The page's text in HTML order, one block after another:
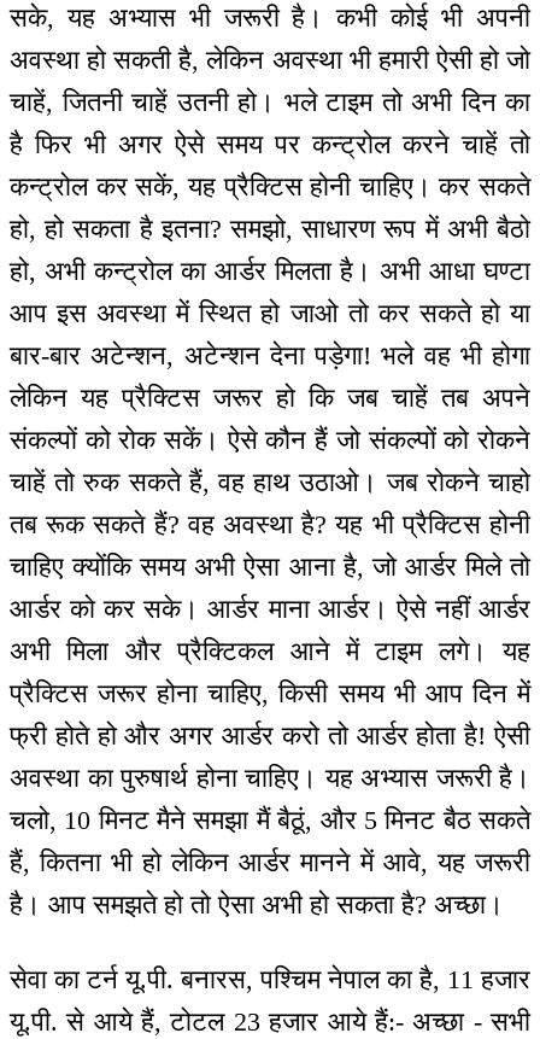
सके, यह अभ्यास भी जरूरी है। कभी कोई भी अपनी
अवस्था हो सकती है, लेकिन अवस्था भी हमारी ऐसी हो जो
चाहें, जितनी चाहें उतनी हो। भले टाइम तो अभी दिन का
है फिर भी अगर ऐसे समय पर कन्ट्रोल करने चाहें तो
कन्ट्रोल कर सकें, यह प्रैक्टिस होनी चाहिए। कर सकते
हो, हो सकता है इतना? समझो, साधारण रूप में अभी बैठो
हो, अभी कन्ट्रोल का आर्डर मिलता है। अभी आधा घण्टा
आप इस अवस्था में स्थित हो जाओ तो कर सकते हो या
बार-बार अटेन्शन, अटेन्शन देना पड़ेगा! भले वह भी होगा
लेकिन यह प्रैक्टिस जरूर हो कि जब चाहें तब अपने
संकल्पों को रोक सकें। ऐसे कौन हैं जो संकल्पों को रोकने
चाहें तो रुक सकते हैं, वह हाथ उठाओ। जब रोकने चाहो
तब रूक सकते हैं? वह अवस्था है? यह भी प्रैक्टिस होनी
चाहिए क्योंकि समय अभी ऐसा आना है, जो आर्डर मिले तो
आर्डर को कर सके। आर्डर माना आर्डर। ऐसे नहीं आर्डर
अभी मिला और प्रैक्टिकल आने में टाइम लगे। यह
प्रैक्टिस जरूर होना चाहिए, किसी समय भी आप दिन में
फ्री होते हो और अगर आर्डर करो तो आर्डर होता है! ऐसी
अवस्था का पुरुषार्थ होना चाहिए। यह अभ्यास जरूरी है।
चलो, 10 मिनट मैने समझा मैं बैठूं, और 5 मिनट बैठ सकते
हैं, कितना भी हो लेकिन आर्डर मानने में आवे, यह जरूरी
है। आप समझते हो तो ऐसा अभी हो सकता है? अच्छा।
सेवा का टर्न यू.पी. बनारस, पश्चिम नेपाल का है, 11 हजार
यू.पी. से आये हैं, टोटल 23 हजार आये हैं:- अच्छा - सभी